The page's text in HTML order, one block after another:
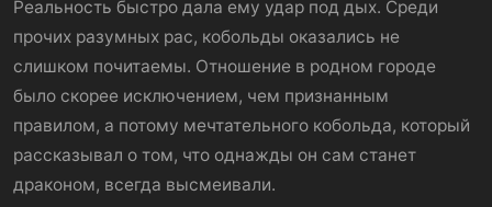
Реальность быстро дала ему удар под дых. Среди
прочих разумных рас, кобольды оказались не
слишком почитаемы. Отношение в родном городе
было скорее исключением, чем признанным
правилом, а потому мечтательного кобольда, который
рассказывал о том, что однажды он сам станет
драконом, всегда высмеивали.